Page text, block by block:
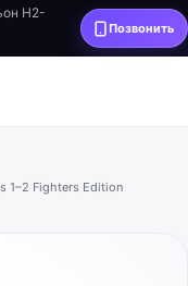
H2-
Позвонить
1–2 Fighters Edition